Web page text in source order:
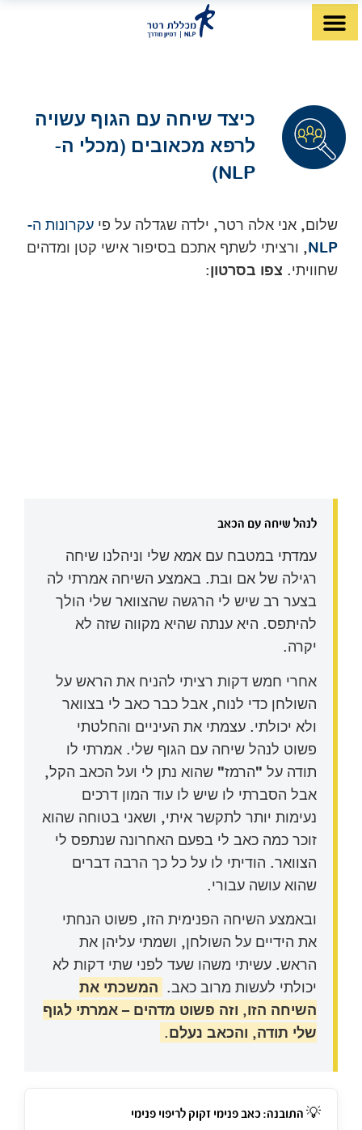
כיצד שיחה עם הגוף עשויה
לרפא מכאובים (מכלי ה-
NLP)
שלום, אני אלה רטר, ילדה שגדלה על פי עקרונות ה-
NLP, ורציתי לשתף אתכם בסיפור אישי קטן ומדהים
שחוויתי. צפו בסרטון:
לנהל שיחה עם הכאב
עמדתי במטבח עם אמא שלי וניהלנו שיחה
רגילה של אם ובת. באמצע השיחה אמרתי לה
בצער רב שיש לי הרגשה שהצוואר שלי הולך
להיתפס. היא ענתה שהיא מקווה שזה לא
יקרה.
אחרי חמש דקות רציתי להניח את הראש על
השולחן כדי לנוח, אבל כבר כאב לי בצוואר
ולא יכולתי. עצמתי את העיניים והחלטתי
פשוט לנהל שיחה עם הגוף שלי. אמרתי לו
תודה על "הרמז" שהוא נתן לי ועל הכאב הקל,
אבל הסברתי לו שיש לו עוד המון דרכים
נעימות יותר לתקשר איתי, ושאני בטוחה שהוא
זוכר כמה כאב לי בפעם האחרונה שנתפס לי
הצוואר. הודיתי לו על כל כך הרבה דברים
שהוא עושה עבורי.
ובאמצע השיחה הפנימית הזו, פשוט הנחתי
את הידיים על השולחן, ושמתי עליהן את
הראש. עשיתי משהו שעד לפני שתי דקות לא
יכולתי לעשות מרוב כאב. המשכתי את
השיחה הזו, וזה פשוט מדהים – אמרתי לגוף
שלי תודה, והכאב נעלם.
💡 התובנה: כאב פנימי זקוק לריפוי פנימי